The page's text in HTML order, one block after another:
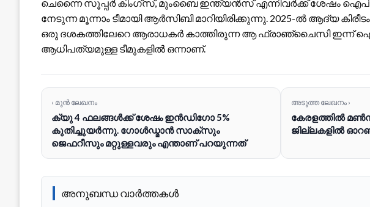
ചെന്നൈ സൂപ്പർ കിംഗ്‌സ്, മുംബൈ ഇന്ത്യൻസ് എന്നിവർക്ക് ശേഷം
നേടുന്ന മൂന്നാം ടീമായി ആർ‌സി‌ബി മാറിയിരിക്കുന്നു. 2025-ൽ ആദ്യ
ഒരു ദശകത്തിലേറെ ആരാധകർ കാത്തിരുന്ന ആ ഫ്രാഞ്ചൈസി ഇന്ന്
ആധിപത്യമുള്ള ടീമുകളിൽ ഒന്നാണ്.
‹ മുൻ ലേഖനം
ക്യു 4 ഫലങ്ങൾക്ക് ശേഷം ഇൻഡിഗോ 5%
കുതിച്ചുയർന്നു. ഗോൾഡ്മാൻ സാക്സും
ജെഫറീസും മറ്റുള്ളവരും എന്താണ് പറയുന്നത്
അടുത്ത ലേഖനം ›
കേരളത്തിൽ
ജില്ലകളിൽ
അനുബന്ധ വാർത്തകൾ